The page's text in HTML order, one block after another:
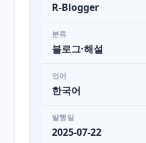
R-Blogger
분류
블로그·해설
언어
한국어
발행일
2025-07-22